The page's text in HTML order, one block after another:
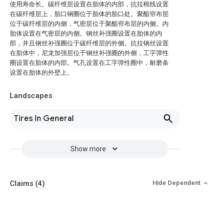
使用寿命长。碳纤维层设置在胎体的内部，抗拉棉线设置
在碳纤维层上，胎口钢圈位于胎体的胎口处。聚酯帘布层
位于碳纤维层的内侧，气密层位于聚酯帘布层的内侧。内
胎体设置在气密层的内侧。钢丝补强圈设置在胎体的内
部，并且钢丝补强圈位于碳纤维层的外侧。抗拉钢丝设置
在胎体中，尼龙加强层位于钢丝补强圈的外侧，工字弹性
圈设置在胎体的内部。气孔设置在工字弹性圈中，耐磨条
设置在胎体的外壁上。
Landscapes
Tires In General
Show more
Claims (4) Hide Dependent